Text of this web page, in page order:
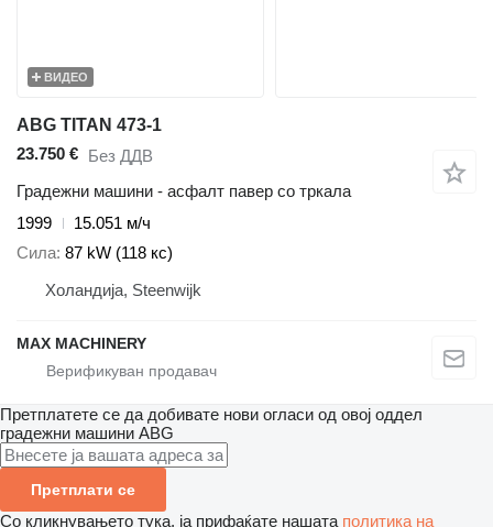
ВИДЕО
ABG TITAN 473-1
23.750 € Без ДДВ
Градежни машини - асфалт павер со тркала
1999
15.051 м/ч
Сила 87 kW (118 кс)
Холандија, Steenwijk
MAX MACHINERY
Претплатете се да добивате нови огласи од овој оддел
градежни машини ABG
Претплати се
Со кликнувањето тука, ја прифаќате нашата политика на